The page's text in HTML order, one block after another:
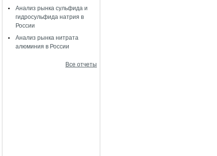
Анализ рынка сульфида и
гидросульфида натрия в
России
Анализ рынка нитрата
алюминия в России
Все отчеты